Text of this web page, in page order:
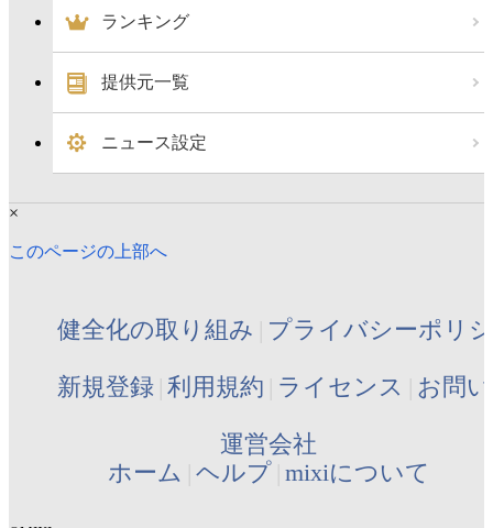
ランキング
提供元一覧
ニュース設定
×
このページの上部へ
健全化の取り組み プライバシーポリ
新規登録 利用規約 ライセンス お問
運営会社
ホーム ヘルプ mixiについて